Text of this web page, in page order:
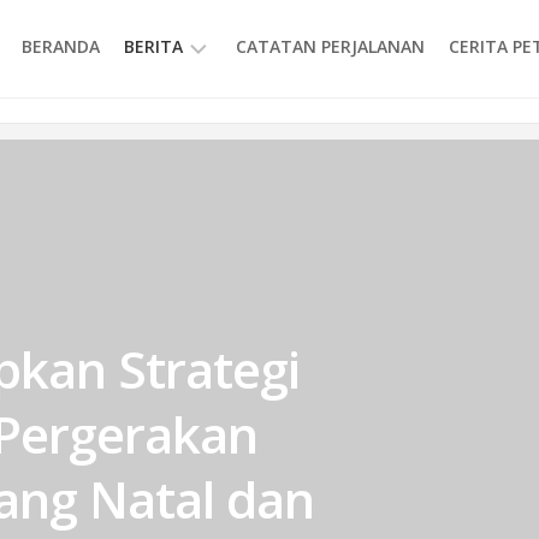
BERANDA BERITA CATATAN PERJALANAN CERITA
Strategi
Natal dan